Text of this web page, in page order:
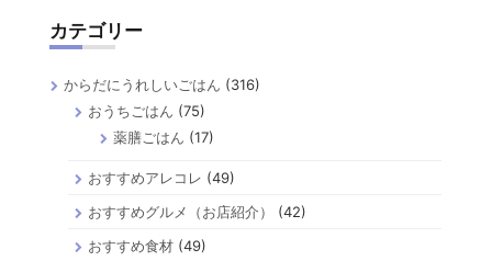
カテゴリー
からだにうれしいごはん (316)
おうちごはん (75)
薬膳ごはん (17)
おすすめアレコレ (49)
おすすめグルメ（お店紹介）
(42)
おすすめ食材 (49)